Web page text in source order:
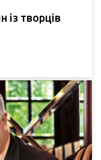
творців